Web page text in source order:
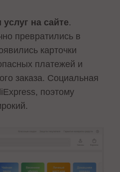
на сайте.
превратились в
карточки
платежей и
заказа. Социальная
поэтому